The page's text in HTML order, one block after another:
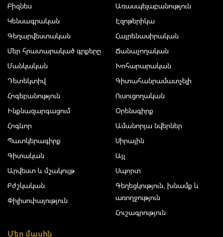
Բիզնես
Կենսագրական
Գեղարվեստական
Մեր հրատարակած գրքերը
Մանկական
Դետեկտիվ
Հոգեբանություն
Ինքնազարգացում
Հոգևոր
Պատկերագիրք
Գիտական
Արվեստ և մշակույթ
Բժշկական
Փիլիսոփայություն
Առասպելաբանություն
Էզոթերիկա
Հայրենասիրական
Ճանաչողական
Խոհարարական
Գիտահանրամատչելի
Ուսուցողական
Օրենսգիրք
Ամանորյա նվերներ
Սիրային
Այլ
Սպորտ
Գեղեցկություն, խնամք և
առողջություն
Հուշագրություն
Մեր մասին